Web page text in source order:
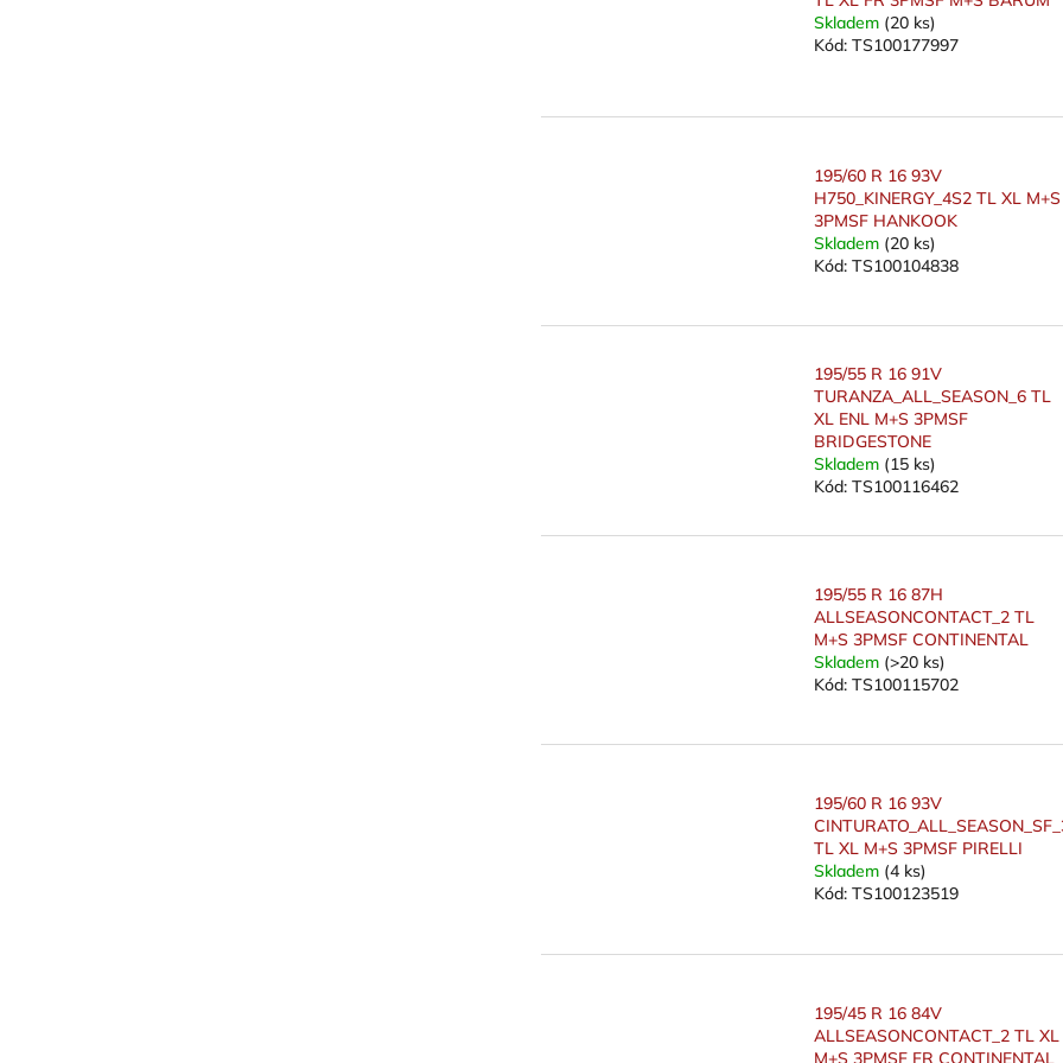
Skladem (20 ks)
Kód: TS100177997
195/60 R 16 93V
H750_KINERGY_4S2 TL XL M+S
3PMSF HANKOOK
Skladem (20 ks)
Kód: TS100104838
195/55 R 16 91V
TURANZA_ALL_SEASON_6 TL
XL ENL M+S 3PMSF
BRIDGESTONE
Skladem (15 ks)
Kód: TS100116462
195/55 R 16 87H
ALLSEASONCONTACT_2 TL
M+S 3PMSF CONTINENTAL
Skladem (>20 ks)
Kód: TS100115702
195/60 R 16 93V
TL XL M+S 3PMSF PIRELLI
Skladem (4 ks)
Kód: TS100123519
195/45 R 16 84V
ALLSEASONCONTACT_2 TL XL
M+S 3PMSF FR CONTINENTAL